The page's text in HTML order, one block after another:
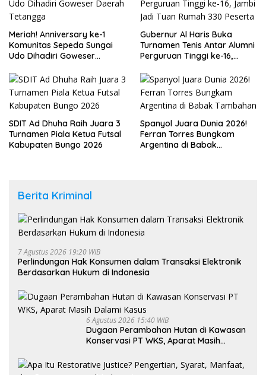
Meriah! Anniversary ke-1
Komunitas Sepeda Sungai
Udo Dihadiri Goweser
Gubernur Al Haris Buka
Turnamen Tenis Antar Alumni
Perguruan Tinggi ke-16,
Peserta
SDIT Ad Dhuha Raih Juara 3
Turnamen Piala Ketua Futsal
Kabupaten Bungo 2026
Spanyol Juara Dunia 2026!
Ferran Torres Bungkam
Argentina di Babak
Berita Kriminal
7 Agustus 2026 19:20 WIB
Perlindungan Hak Konsumen dalam Transaksi Elektronik
Berdasarkan Hukum di Indonesia
6 Agustus 2026 15:40 WIB
Dugaan Perambahan Hutan di Kawasan
Konservasi PT WKS, Aparat Masih